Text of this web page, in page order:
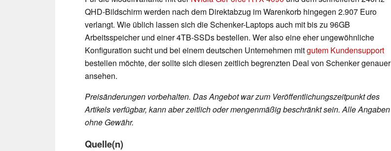
QHD-Bildschirm werden nach dem Direktabzug im Warenkorb hingegen 2.907 Euro
verlangt. Wie üblich lassen sich die Schenker-Laptops auch mit bis zu 96GB
Arbeitsspeicher und einer 4TB-SSDs bestellen. Wer also eine eher ungewöhnliche
Konfiguration sucht und bei einem deutschen Unternehmen mitgutem Kundensupport
bestellen möchte, der sollte sich diesen zeitlich begrenzten Deal von Schenker genauer
ansehen.
Preisänderungen vorbehalten. Das Angebot war zum Veröffentlichungszeitpunkt des
Artikels verfügbar, kann aber zeitlich oder mengenmäßig beschränkt sein. Alle Angaben
ohne Gewähr.
Quelle(n)